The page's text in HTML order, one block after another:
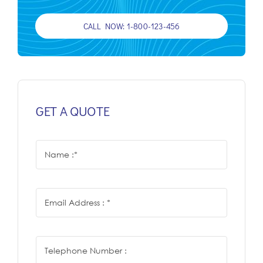
CALL NOW: 1-800-123-456
GET A QUOTE